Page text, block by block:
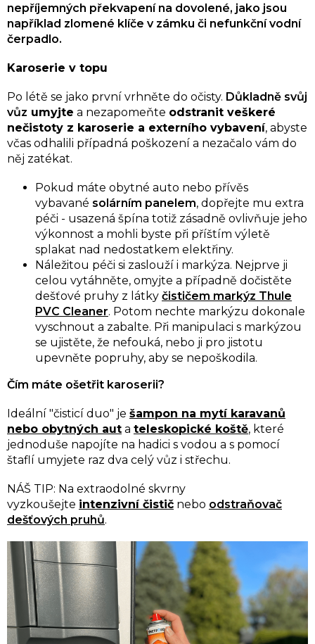
nepříjemných překvapení na dovolené, jako jsou
například zlomené klíče v zámku či nefunkční vodní
čerpadlo.
Karoserie v topu
Po létě se jako první vrhněte do očisty. Důkladně svůj
vůz umyjte a nezapomeňte odstranit veškeré
nečistoty z karoserie a externího vybavení, abyste
včas odhalili případná poškození a nezačalo vám do
něj zatékat.
Pokud máte obytné auto nebo přívěs
vybavané solárním panelem, dopřejte mu extra
péči - usazená špína totiž zásadně ovlivňuje jeho
výkonnost a mohli byste při příštím výletě
splakat nad nedostatkem elektřiny.
Náležitou péči si zaslouží i markýza. Nejprve ji
celou vytáhněte, omyjte a případně dočistěte
dešťové pruhy z látky čističem markýz Thule
PVC Cleaner. Potom nechte markýzu dokonale
vyschnout a zabalte. Při manipulaci s markýzou
se ujistěte, že nefouká, nebo ji pro jistotu
upevněte popruhy, aby se nepoškodila.
Čím máte ošetřit karoserii?
Ideální "čisticí duo" je šampon na mytí karavanů
nebo obytných aut a teleskopické koště, které
jednoduše napojíte na hadici s vodou a s pomocí
štaflí umyjete raz dva celý vůz i střechu.
NÁŠ TIP: Na extraodolné skvrny
vyzkoušejte intenzivní čistič nebo odstraňovač
dešťových pruhů.